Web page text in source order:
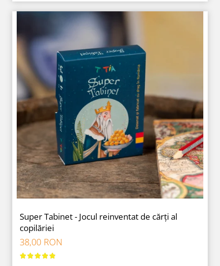
Super Tabinet - Jocul reinventat de cărți al
copilăriei
38,00 RON